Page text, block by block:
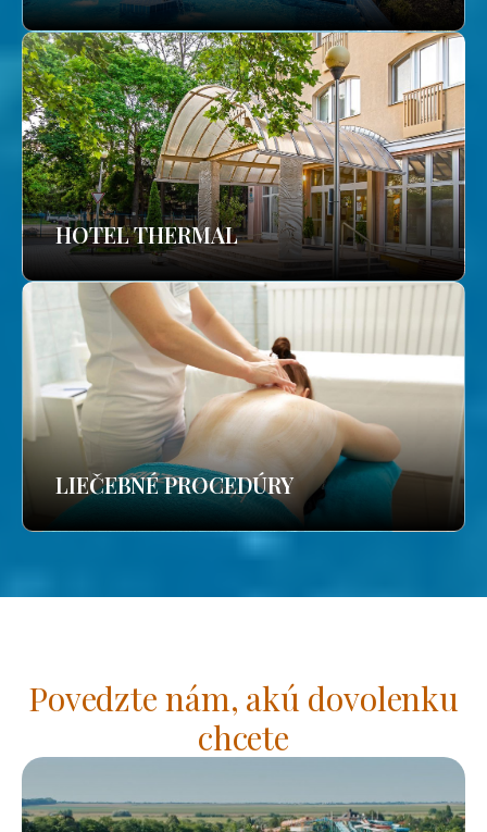
HOTEL THERMAL
LIEČEBNÉ PROCEDÚRY
Povedzte nám, akú dovolenku
chcete